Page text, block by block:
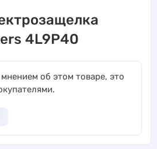
4L9P40
об этом товаре, это